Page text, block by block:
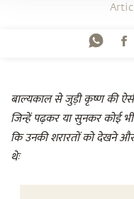
बाल्यकाल से जुड़ी कृष्ण की
जिन्हें पढ़कर या सुनकर कोई भी
कि उनकी शरारतों को देखने
थेः